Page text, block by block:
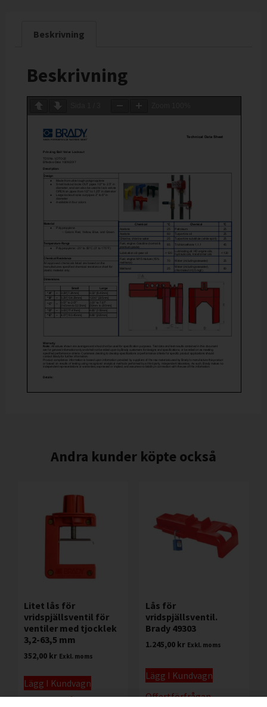
Beskrivning
Beskrivning
Andra kunder köpte också
Litet lås för
vridspjällsventil för
ventiler med tjocklek
3,2-63,5 mm
352,00 kr Exkl. moms
Lägg I Kundvagn
Offertförfrågan
Lås för
vridspjällsventil.
Brady 49303
1.245,00 kr Exkl. moms
Lägg I Kundvagn
Offertförfrågan